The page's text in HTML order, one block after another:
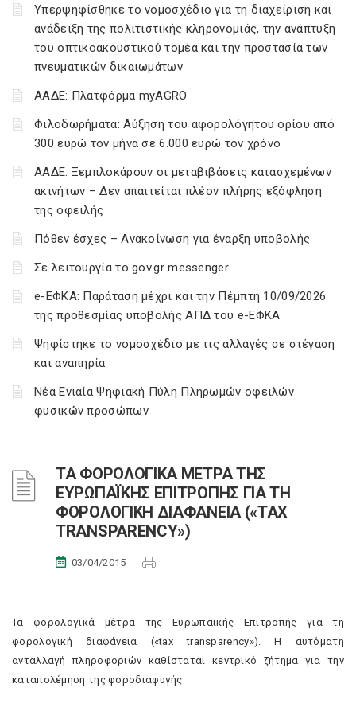
Υπερψηφίσθηκε το νομοσχέδιο για τη διαχείριση και
ανάδειξη της πολιτιστικής κληρονομιάς, την ανάπτυξη
του οπτικοακουστικού τομέα και την προστασία των
πνευματικών δικαιωμάτων
ΑΑΔΕ: Πλατφόρμα myAGRO
Φιλοδωρήματα: Αύξηση του αφορολόγητου ορίου από
300 ευρώ τον μήνα σε 6.000 ευρώ τον χρόνο
ΑΑΔΕ: Ξεμπλοκάρουν οι μεταβιβάσεις κατασχεμένων
ακινήτων – Δεν απαιτείται πλέον πλήρης εξόφληση
της οφειλής
Πόθεν έσχες – Ανακοίνωση για έναρξη υποβολής
Σε λειτουργία το gov.gr messenger
e-ΕΦΚΑ: Παράταση μέχρι και την Πέμπτη 10/09/2026
της προθεσμίας υποβολής ΑΠΔ του e-ΕΦΚΑ
Ψηφίστηκε το νομοσχέδιο με τις αλλαγές σε στέγαση
και αναπηρία
Νέα Ενιαία Ψηφιακή Πύλη Πληρωμών οφειλών
φυσικών προσώπων
ΤΑ ΦΟΡΟΛΟΓΙΚΑ ΜΕΤΡΑ ΤΗΣ
ΕΥΡΩΠΑΪΚΗΣ ΕΠΙΤΡΟΠΗΣ ΓΙΑ ΤΗ
ΦΟΡΟΛΟΓΙΚΗ ΔΙΑΦΑΝΕΙΑ («TAX
TRANSPARENCY»)
03/04/2015
Τα φορολογικά μέτρα της Ευρωπαϊκής Επιτροπής για τη
φορολογική διαφάνεια («tax transparency»). Η αυτόματη
ανταλλαγή πληροφοριών καθίσταται κεντρικό ζήτημα για την
καταπολέμηση της φοροδιαφυγής